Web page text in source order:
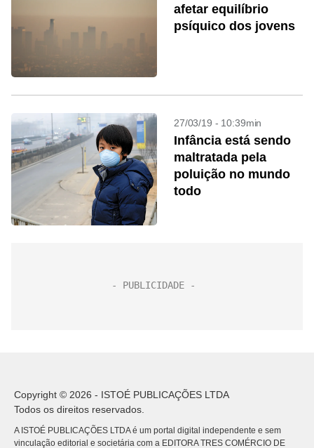
afetar equilíbrio
psíquico dos jovens
27/03/19 - 10:39min
Infância está sendo
maltratada pela
poluição no mundo
todo
Copyright © 2026 - ISTOÉ PUBLICAÇÕES LTDA
Todos os direitos reservados.
A ISTOÉ PUBLICAÇÕES LTDA é um portal digital independente e sem
vinculação editorial e societária com a EDITORA TRES COMÉRCIO DE